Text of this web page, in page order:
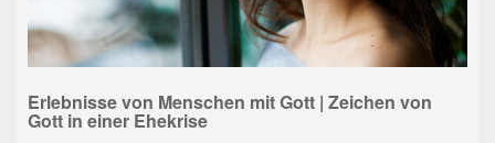
Erlebnisse von Menschen mit Gott | Zeichen von
Gott in einer Ehekrise